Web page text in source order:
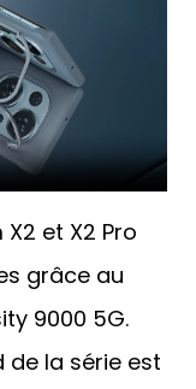
et X2 Pro
grâce au
9000 5G.
de la série est